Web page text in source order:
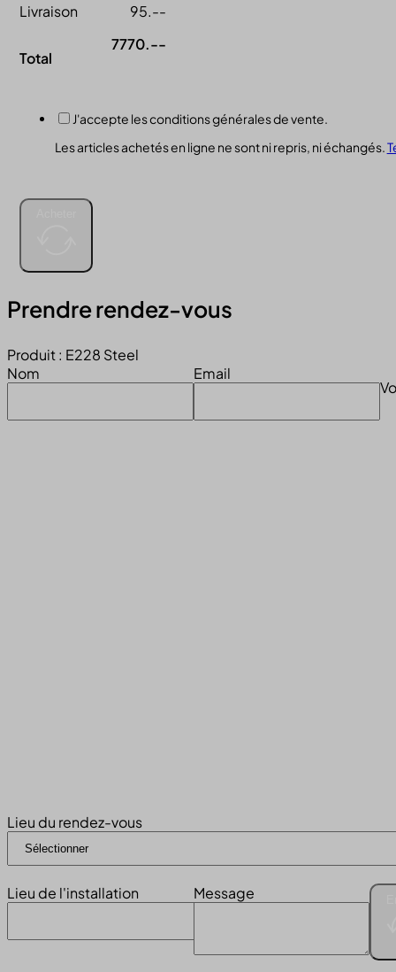
Livraison 95.--
Total
7770.--
J'accepte les conditions générales de vente.
Les articles achetés en ligne ne sont ni repris, ni échangés.
Prendre rendez-vous
Produit : E228 Steel
Nom
Email
Lieu du rendez-vous
Lieu de l'installation Message